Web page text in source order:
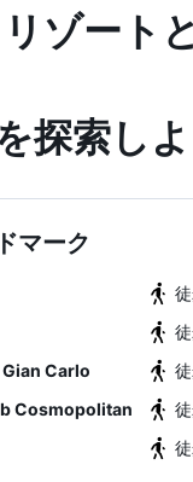
ゾート
探索し
マーク
Carlo
Cosmopolitan